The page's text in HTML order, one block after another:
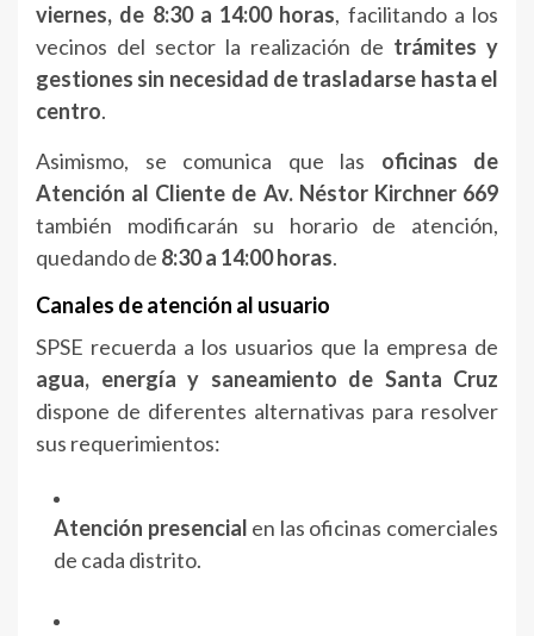
viernes, de 8:30 a 14:00 horas, facilitando a los
vecinos del sector la realización de trámites y
gestiones sin necesidad de trasladarse hasta el
centro.
Asimismo, se comunica que las oficinas de
Atención al Cliente de Av. Néstor Kirchner 669
también modificarán su horario de atención,
quedando de 8:30 a 14:00 horas.
Canales de atención al usuario
SPSE recuerda a los usuarios que la empresa de
agua, energía y saneamiento de Santa Cruz
dispone de diferentes alternativas para resolver
sus requerimientos:
Atención presencial en las oficinas comerciales
de cada distrito.